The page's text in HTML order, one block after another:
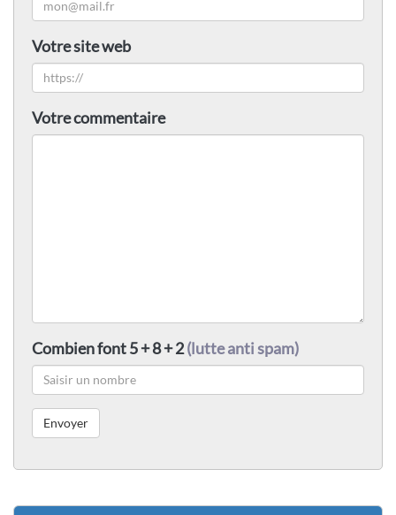
Votre site web
Votre commentaire
Combien font 5 + 8 + 2(lutte anti spam)